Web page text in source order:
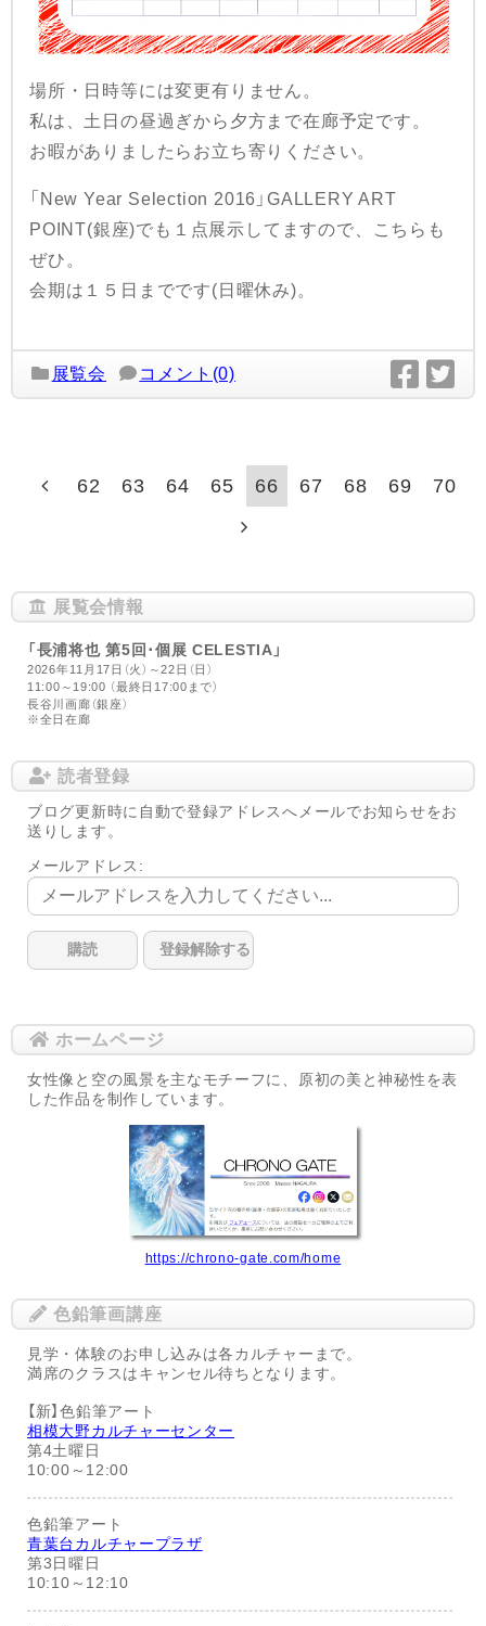
場所・日時等には変更有りません。
私は、土日の昼過ぎから夕方まで在廊予定です。
お暇がありましたらお立ち寄りください。
「New Year Selection 2016」GALLERY ART
POINT(銀座)でも１点展示してますので、こちらも
ぜひ。
会期は１５日までです(日曜休み)。
展覧会 コメント(0)
62 63 64 65 66 67 68 69 70
展覧会情報
「長浦将也 第5回･個展 CELESTIA」
2026年11月17日（火）～22日（日）
11:00～19:00 （最終日17:00まで）
長谷川画廊（銀座）
※全日在廊
読者登録
ブログ更新時に自動で登録アドレスへメールでお知らせをお
送りします。
メールアドレス:
ホームページ
女性像と空の風景を主なモチーフに、原初の美と神秘性を表
した作品を制作しています。
https://chrono-gate.com/home
色鉛筆画講座
見学・体験のお申し込みは各カルチャーまで。
満席のクラスはキャンセル待ちとなります。
【新】色鉛筆アート
相模大野カルチャーセンター
第4土曜日
10:00～12:00
色鉛筆アート
青葉台カルチャープラザ
第3日曜日
10:10～12:10